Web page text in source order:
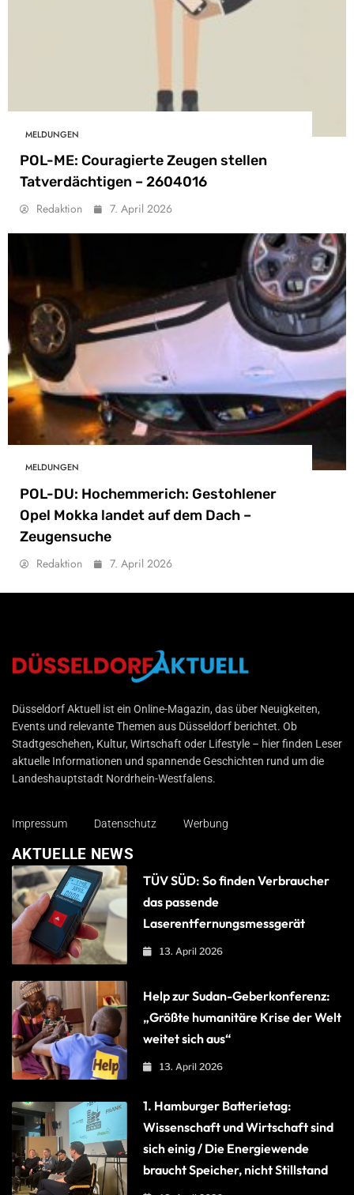
MELDUNGEN
POL-ME: Couragierte Zeugen stellen
Tatverdächtigen – 2604016
Redaktion 7. April 2026
MELDUNGEN
POL-DU: Hochemmerich: Gestohlener
Opel Mokka landet auf dem Dach –
Zeugensuche
Redaktion 7. April 2026
Düsseldorf Aktuell
Düsseldorf Aktuell ist ein Online-Magazin, das über Neuigkeiten,
Events und relevante Themen aus Düsseldorf berichtet. Ob
Stadtgeschehen, Kultur, Wirtschaft oder Lifestyle – hier finden Leser
aktuelle Informationen und spannende Geschichten rund um die
Landeshauptstadt Nordrhein-Westfalens.
Impressum Datenschutz Werbung
AKTUELLE NEWS
TÜV SÜD: So finden Verbraucher
das passende
Laserentfernungsmessgerät
13. April 2026
Help zur Sudan-Geberkonferenz:
„Größte humanitäre Krise der Welt
weitet sich aus“
13. April 2026
1. Hamburger Batterietag:
Wissenschaft und Wirtschaft sind
sich einig / Die Energiewende
braucht Speicher, nicht Stillstand